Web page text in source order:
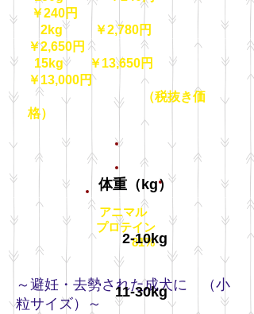
￥240円
2kg ￥2,780円
￥2,650円
15kg ￥13,650円
￥13,000円
（税抜き価
格）
～避妊・去勢された成犬に （小
粒サイズ）～
アニマル
プロテイン
81%
体重（kg）
2-10kg
11-30kg